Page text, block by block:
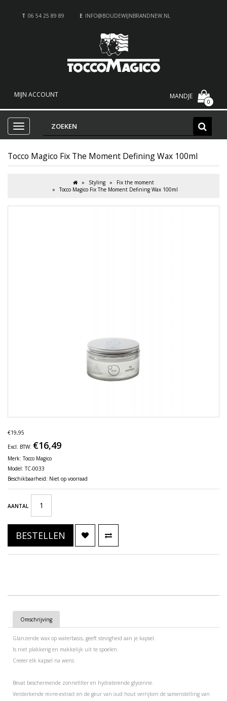
T 06 54 25 89 89 E INFO@BOUDEWIJNBRANDNEW.NL
MIJN ACCOUNT MANDJE
0
Tocco Magico Fix The Moment Defining Wax 100ml
Styling
Fix the moment
Tocco Magico Fix The Moment Defining Wax 100ml
€19,95
Excl. BTW: €16,49
Merk:Tocco Magico
Model: TC-0033
Beschikbaarheid: Niet op voorraad
AANTAL
BESTELLEN
Omschrijving
Glanzende wax op waterbasis, geeft stevigheid aan je kapsel.
Is niet plakkerig en makkelijk uit te spoelen.
Creëer elk kapsel na wens.
Bevat beschermende zonnefilter en hydraterende glycerine.
Versterkende mirre-extract en de geur van oud hout verrijken de samenstelling van